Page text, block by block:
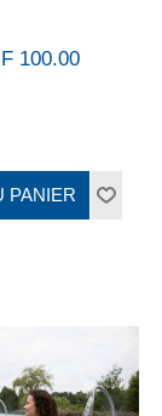
100.00